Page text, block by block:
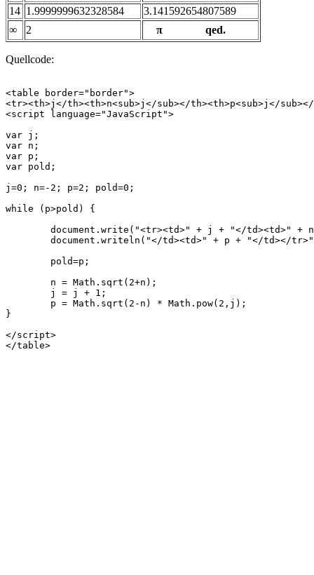
14 1.9999999632328584
3.141592654807589
∞
2 π qed.
Quellcode:
<table border="border">
<tr><th>j</th><th>n<sub>j</sub></th><th>p<sub>j</
<script language="JavaScript">
var j;
var n;
var p;
var pold;
j=0; n=-2; p=2; pold=0;
while (p>pold) {
}
</script>
</table>